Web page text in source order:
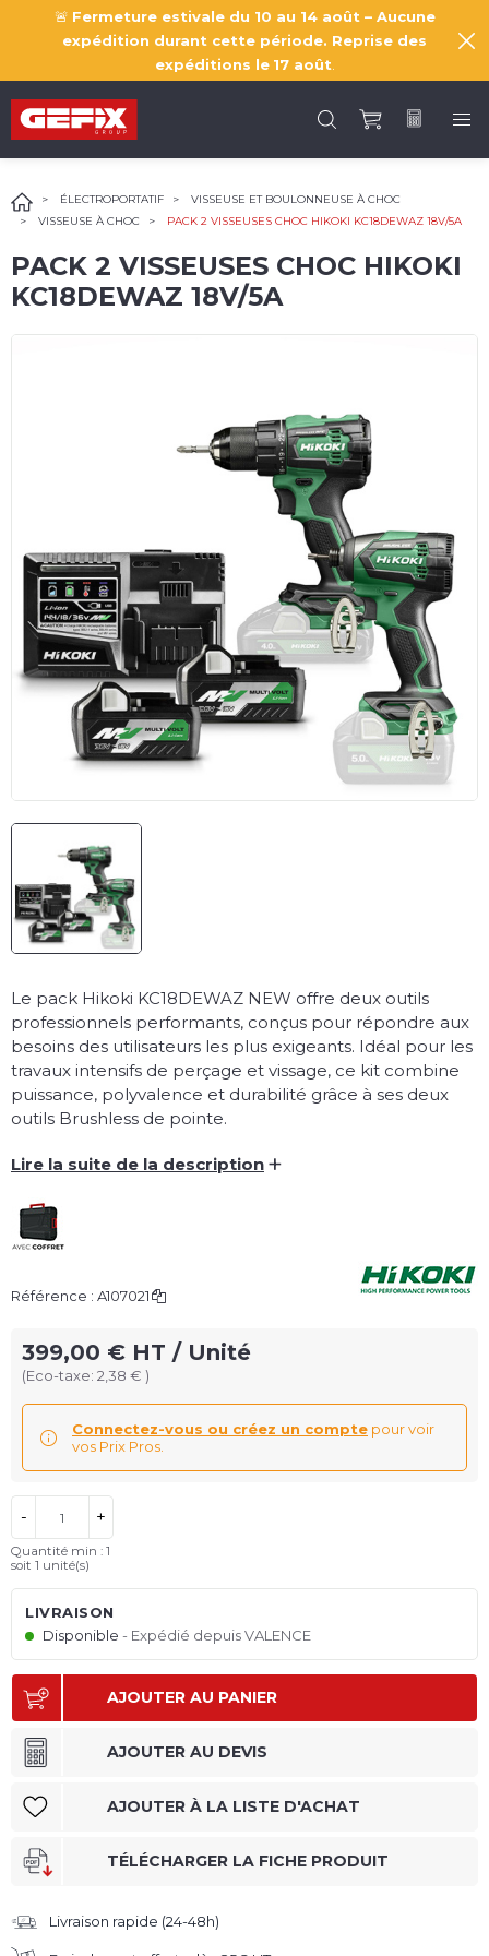
🚨 Fermeture estivale du 10 au 14 août – Aucune
expédition durant cette période. Reprise des
expéditions le 17 août
ÉLECTROPORTATIF
VISSEUSE ET BOULONNEUSE À CHOC
VISSEUSE À CHOC
PACK 2 VISSEUSES CHOC HIKOKI KC18DEWAZ 18V/5A
PACK 2 VISSEUSES CHOC HIKOKI
KC18DEWAZ 18V/5A
Le pack Hikoki KC18DEWAZ NEW offre deux outils
professionnels performants, conçus pour répondre aux
besoins des utilisateurs les plus exigeants. Idéal pour les
travaux intensifs de perçage et vissage, ce kit combine
puissance, polyvalence et durabilité grâce à ses deux
outils Brushless de pointe.
Lire la suite de la description +
Référence : A107021
399,00 € HT / Unité
(Eco-taxe: 2,38 € )
Connectez-vous ou créez un compte pour voir
vos Prix Pros.
- +
Quantité min : 1
soit 1 unité(s)
LIVRAISON
Disponible
Expédié depuis VALENCE
AJOUTER AU PANIER
AJOUTER AU DEVIS
AJOUTER À LA LISTE D'ACHAT
TÉLÉCHARGER LA FICHE PRODUIT
Livraison rapide (24-48h)